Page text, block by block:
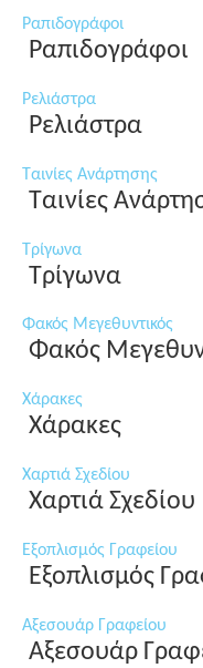
Ραπιδογράφοι
Ραπιδογράφοι
Ρελιάστρα
Ρελιάστρα
Ταινίες Ανάρτησης
Ταινίες
Τρίγωνα
Τρίγωνα
Φακός Μεγεθυντικός
Φακός
Χάρακες
Χάρακες
Χαρτιά Σχεδίου
Χαρτιά Σχεδίου
Εξοπλισμός Γραφείου
Εξοπλισμός
Αξεσουάρ Γραφείου
Αξεσουάρ